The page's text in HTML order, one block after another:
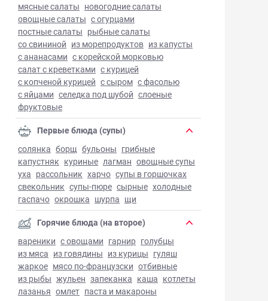
мясные салаты новогодние салаты
овощные салаты с огурцами
постные салаты рыбные салаты
со свининой из морепродуктов из капусты
с ананасами с корейской морковью
салат с креветками с курицей
с копченой курицей с сыром с фасолью
с яйцами селедка под шубой слоеные
фруктовые
Первые блюда (супы)
солянка борщ бульоны грибные
капустняк куриные лагман овощные супы
уха рассольник харчо супы в горшочках
свекольник супы-пюре сырные холодные
гаспачо окрошка шурпа щи
Горячие блюда (на второе)
вареники с овощами гарнир голубцы
из мяса из говядины из курицы гуляш
жаркое мясо по-французски отбивные
из рыбы жульен запеканка каша котлеты
лазанья омлет паста и макароны